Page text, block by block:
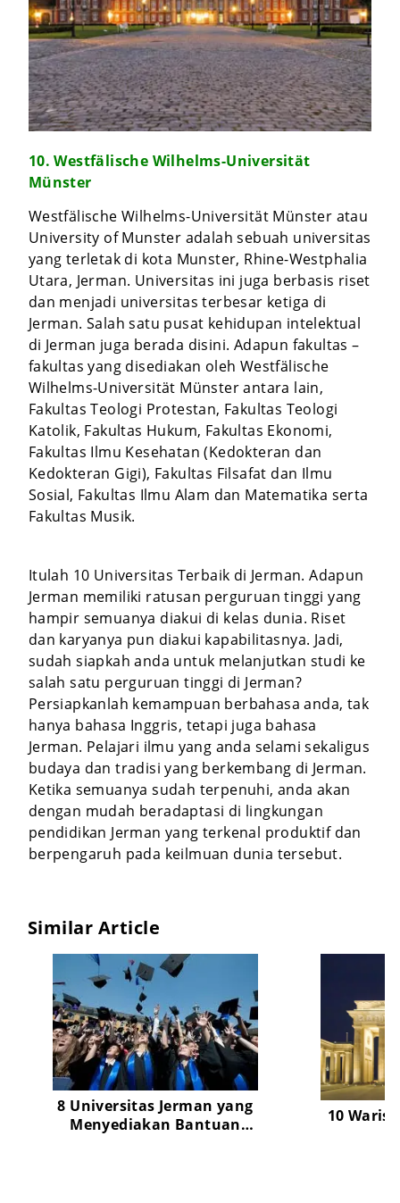
10. Westfälische Wilhelms-Universität
Münster
Westfälische Wilhelms-Universität Münster atau
University of Munster adalah sebuah universitas
yang terletak di kota Munster, Rhine-Westphalia
Utara, Jerman. Universitas ini juga berbasis riset
dan menjadi universitas terbesar ketiga di
Jerman. Salah satu pusat kehidupan intelektual
di Jerman juga berada disini. Adapun fakultas –
fakultas yang disediakan oleh Westfälische
Wilhelms-Universität Münster antara lain,
Fakultas Teologi Protestan, Fakultas Teologi
Katolik, Fakultas Hukum, Fakultas Ekonomi,
Fakultas Ilmu Kesehatan (Kedokteran dan
Kedokteran Gigi), Fakultas Filsafat dan Ilmu
Sosial, Fakultas Ilmu Alam dan Matematika serta
Fakultas Musik.
Itulah 10 Universitas Terbaik di Jerman. Adapun
Jerman memiliki ratusan perguruan tinggi yang
hampir semuanya diakui di kelas dunia. Riset
dan karyanya pun diakui kapabilitasnya. Jadi,
sudah siapkah anda untuk melanjutkan studi ke
salah satu perguruan tinggi di Jerman?
Persiapkanlah kemampuan berbahasa anda, tak
hanya bahasa Inggris, tetapi juga bahasa
Jerman. Pelajari ilmu yang anda selami sekaligus
budaya dan tradisi yang berkembang di Jerman.
Ketika semuanya sudah terpenuhi, anda akan
dengan mudah beradaptasi di lingkungan
pendidikan Jerman yang terkenal produktif dan
berpengaruh pada keilmuan dunia tersebut.
Similar Article
8 Universitas Jerman yang
Menyediakan Bantuan
10